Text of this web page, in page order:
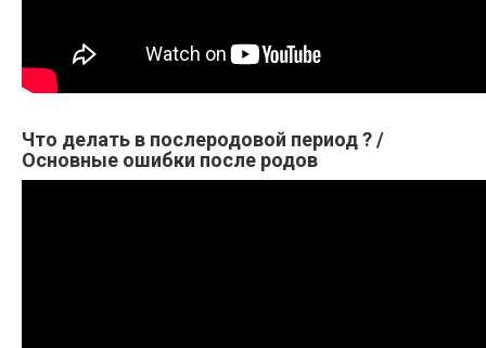
Что делать в послеродовой период ? /
Основные ошибки после родов